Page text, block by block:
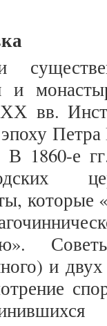
и
вв.
В 1860-е
которые
и